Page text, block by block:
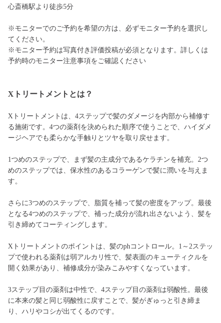
心斎橋駅より徒歩5分
※モニターでのご予約を希望の方は、必ずモニター予約を選択し
てください。
※モニター予約は写真付き評価投稿が必須となります。詳しくは
予約時のモニター注意事項をご確認ください
Xトリートメントとは？
Xトリートメントは、4ステップで髪のダメージを内部から補修す
る施術です。4つの薬剤を決められた順序で使うことで、ハイダメ
ージヘアでも柔らかな手触りとツヤを取り戻せます。
1つめのステップで、まず髪の主成分であるケラチンを補充。2つ
めのステップでは、保水性のあるコラーゲンで髪に潤いを与えま
す。
さらに3つめのステップで、脂質を補って髪の密度をアップ。最後
となる4つめのステップで、補った成分が流れ出さないよう、髪を
引き締めてコーティングします。
Xトリートメントのポイントは、髪のphコントロール。1～2ステッ
プで使われる薬剤は弱アルカリ性で、髪表面のキューティクルを
開く効果があり、補修成分が染みこみやすくなっています。
3ステップ目の薬剤は中性で、4ステップ目の薬剤は弱酸性。最後
に本来の髪と同じ弱酸性に戻すことで、髪がぎゅっと引き締ま
り、ハリやコシが出てくるのです。